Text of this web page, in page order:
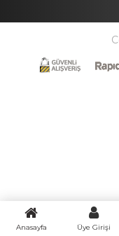
Anasayfa Üye Girişi